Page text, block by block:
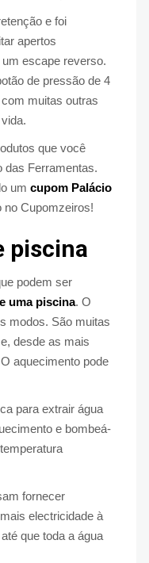
e foi
apertos
escape reverso.
de pressão de 4
muitas outras
que você
das Ferramentas.
um cupom Palácio
no Cupomzeiros!
piscina
podem ser
uma piscina. O
modos. São muitas
desde as mais
aquecimento pode
para extrair água
e bombeá-
fornecer
electricidade à
que toda a água